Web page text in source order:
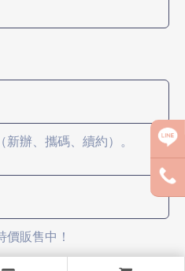
辦、攜碼、續約）。
販售中！